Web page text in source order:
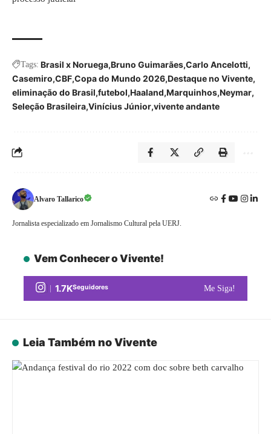
Tags: Brasil x Noruega Bruno Guimarães Carlo Ancelotti
Casemiro CBF Copa do Mundo 2026 Destaque no Vivente
eliminação do Brasil futebol Haaland Marquinhos Neymar
Seleção Brasileira Vinícius Júnior vivente andante
Alvaro Tallarico
Jornalista especializado em Jornalismo Cultural pela UERJ.
Vem Conhecer o Vivente!
1.7KSeguidores Me Siga!
Leia Também no Vivente